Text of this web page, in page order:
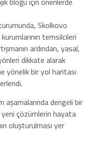
Skolkovo
temsilcileri
ardından, yasal,
dikkate alarak
yönelik bir yol haritası
aşamalarında dengeli bir
çözümlerin hayata
oluşturulması yer